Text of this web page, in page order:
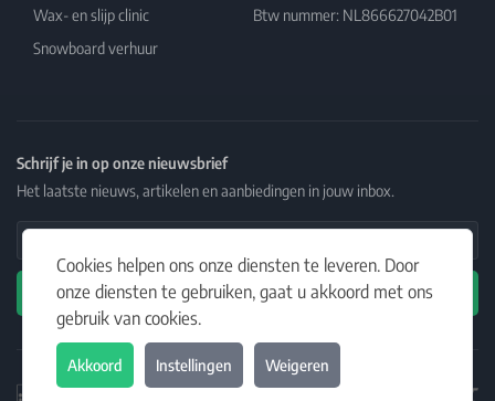
Cookies helpen ons onze diensten te leveren. Door
onze diensten te gebruiken, gaat u akkoord met ons
gebruik van cookies.
Akkoord Instellingen Weigeren
Wax- en slijp clinic
Snowboard verhuur
Btw nummer: NL866627042B01
Schrijf je in op onze nieuwsbrief
Het laatste nieuws, artikelen en aanbiedingen in jouw inbox.
Email Address
Abonneren